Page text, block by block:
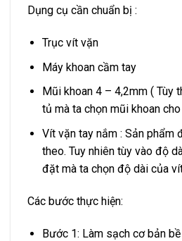
Dụng cụ cần chuẩn bị :
Trục vít vặn
Máy khoan cầm tay
Mũi khoan 4 – 4,2mm ( Tùy
tủ mà ta chọn mũi khoan
Vít vặn tay nắm : Sản phẩm
theo. Tuy nhiên tùy vào độ
đặt mà ta chọn độ dài của
Các bước thực hiện:
Bước 1: Làm sạch cơ bản